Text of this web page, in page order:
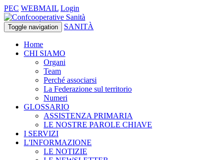
PEC WEBMAIL Login
Toggle navigation SANITÀ
Home
CHI SIAMO
Organi
Team
Perché associarsi
La Federazione sul territorio
Numeri
GLOSSARIO
ASSISTENZA PRIMARIA
LE NOSTRE PAROLE CHIAVE
I SERVIZI
L'INFORMAZIONE
LE NOTIZIE